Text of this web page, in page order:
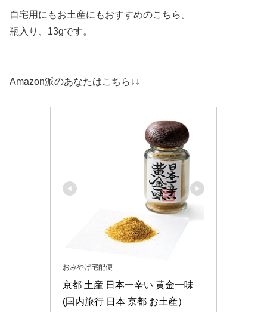
自宅用にもお土産にもおすすめのこちら。
瓶入り、13gです。
Amazon派のあなたはこちら↓↓
おみやげ宅配便
京都 土産 日本一辛い 黄金一味
(国内旅行 日本 京都 お土産）